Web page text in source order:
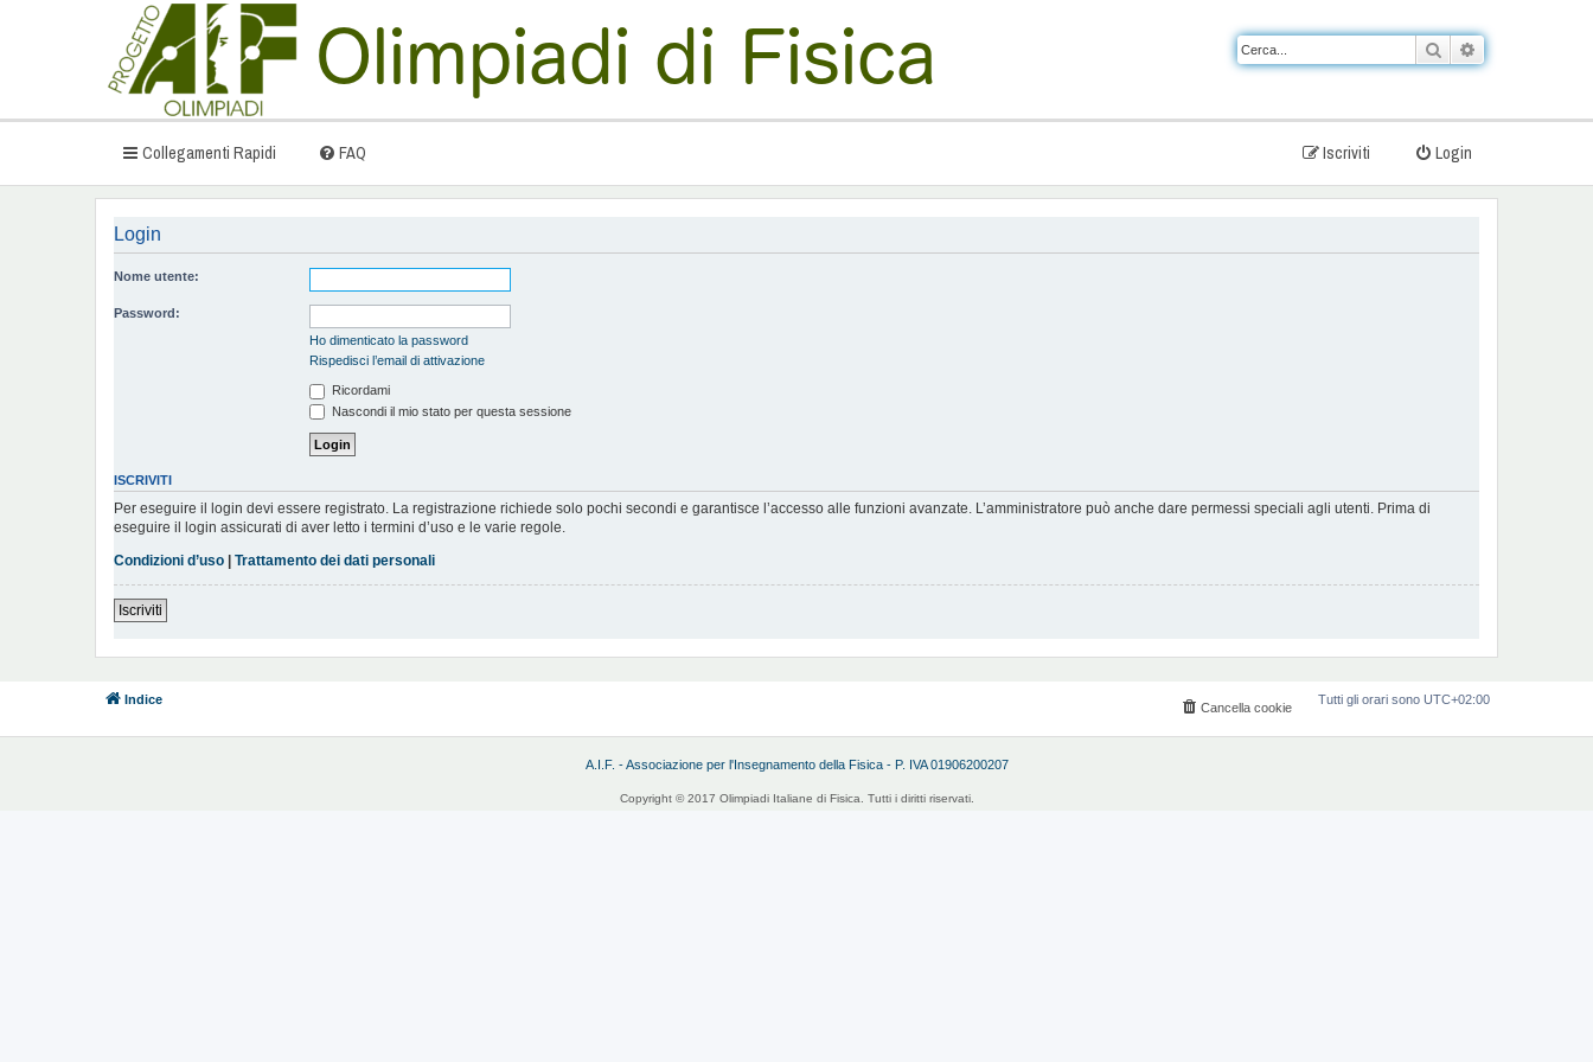
Cerca
Collegamenti Rapidi FAQ Login
Iscriviti
Login
Nome utente:
Password:
Ho dimenticato la password
Rispedisci l’email di attivazione
Ricordami
Nascondi il mio stato per questa sessione
ISCRIVITI
Per eseguire il login devi essere registrato. La registrazione richiede solo pochi secondi e garantisce l’accesso alle funzioni avanzate. L’amministratore può anche dare permessi speciali agli utenti. Prima di
eseguire il login assicurati di aver letto i termini d’uso e le varie regole.
Condizioni d’uso | Trattamento dei dati personali
Iscriviti
Indice Tutti gli orari sono UTC+02:00
Cancella cookie
A.I.F. - Associazione per l'Insegnamento della Fisica - P. IVA 01906200207
Copyright © 2017 Olimpiadi Italiane di Fisica. Tutti i diritti riservati.